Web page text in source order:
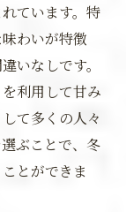
ています。特
わいが特徴
いなしです。
利用して甘み
て多くの人々
ぶことで、冬
とができま